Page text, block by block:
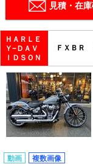
見積・在庫
ＨＡＲＬＥ
Ｙ−ＤＡＶ
ＩＤＳＯＮ
ＦＸＢＲ
動画 複数画像